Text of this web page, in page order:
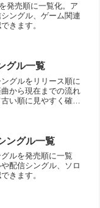
発売順に一覧化。ア
ングル、ゲーム関連
きます。
グル一覧
グルをリリース順に
から現在までの流れ
い順に見やすく確認
ングル一覧
ルを発売順に一覧
配信シングル、ソロ
きます。